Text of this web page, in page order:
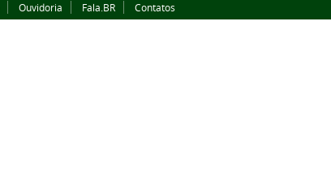
Ouvidoria Fala.BR Contatos